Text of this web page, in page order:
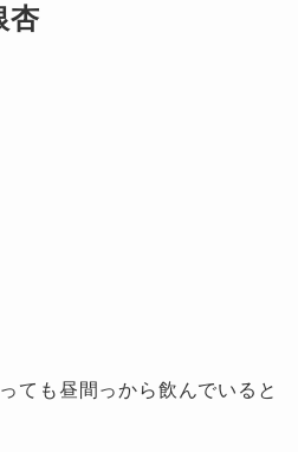
杏
ても昼間っから飲んでいると